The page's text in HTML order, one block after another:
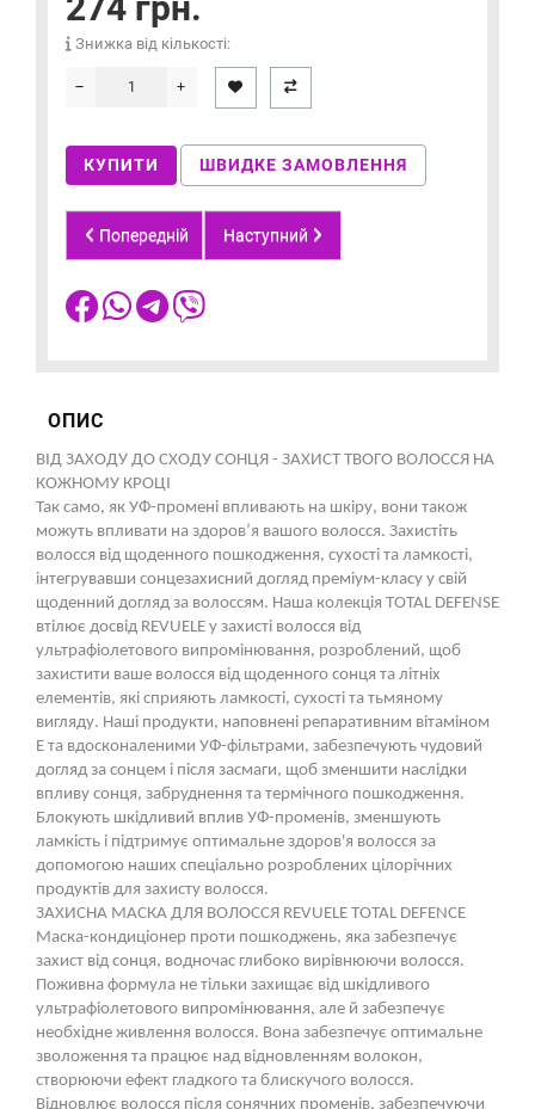
Знижка від кількості:
КУПИТИ ШВИДКЕ ЗАМОВЛЕННЯ
Попередній Наступний
ОПИС
ВІД ЗАХОДУ ДО СХОДУ СОНЦЯ - ЗАХИСТ ТВОГО ВОЛОССЯ НА
КОЖНОМУ КРОЦІ
Так само, як УФ-промені впливають на шкіру, вони також
можуть впливати на здоров’я вашого волосся. Захистіть
волосся від щоденного пошкодження, сухості та ламкості,
інтегрувавши сонцезахисний догляд преміум-класу у свій
щоденний догляд за волоссям. Наша колекція TOTAL DEFENSE
втілює досвід REVUELE у захисті волосся від
ультрафіолетового випромінювання, розроблений, щоб
захистити ваше волосся від щоденного сонця та літніх
елементів, які сприяють ламкості, сухості та тьмяному
вигляду. Наші продукти, наповнені репаративним вітаміном
Е та вдосконаленими УФ-фільтрами, забезпечують чудовий
догляд за сонцем і після засмаги, щоб зменшити наслідки
впливу сонця, забруднення та термічного пошкодження.
Блокують шкідливий вплив УФ-променів, зменшують
ламкість і підтримує оптимальне здоров'я волосся за
допомогою наших спеціально розроблених цілорічних
продуктів для захисту волосся.
ЗАХИСНА МАСКА ДЛЯ ВОЛОССЯ REVUELE TOTAL DEFENCE
Маска-кондиціонер проти пошкоджень, яка забезпечує
захист від сонця, водночас глибоко вирівнюючи волосся.
Поживна формула не тільки захищає від шкідливого
ультрафіолетового випромінювання, але й забезпечує
необхідне живлення волосся. Вона забезпечує оптимальне
зволоження та працює над відновленням волокон,
створюючи ефект гладкого та блискучого волосся.
Відновлює волосся після сонячних променів, забезпечуючи